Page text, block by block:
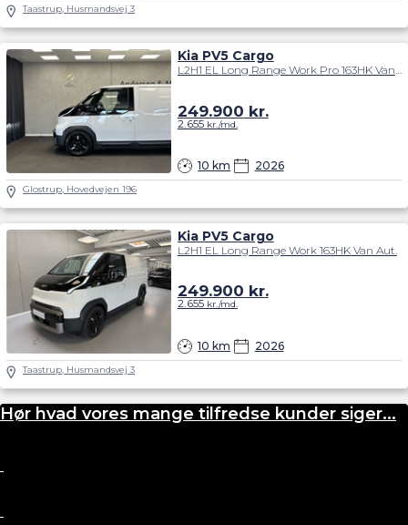
Taastrup, Husmandsvej 3
Kia PV5 Cargo
L2H1 EL Long Range Work Pro 163HK Van Aut.
10 km 2026
249.900 kr.
2.655kr./md.
Glostrup, Hovedvejen 196
Kia PV5 Cargo
L2H1 EL Long Range Work 163HK Van Aut.
10 km 2026
249.900 kr.
2.655kr./md.
Taastrup, Husmandsvej 3
Hør hvad vores mange tilfredse kunder siger...